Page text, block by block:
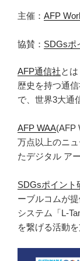
主催： AFP
協賛： SDGsポ
AFP通信社と
歴史を持つ通
で、世界3大通
AFP WAA(AFP
万点以上のニ
たデジタル ア
SDGsポイント
ーブルコムが
システム「L-
を繋げる活動